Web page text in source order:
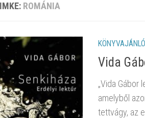
ROMÁNIA
KÖNYVAJÁNLÓ
Vida
„Vida
amelyből
tettvágy, az